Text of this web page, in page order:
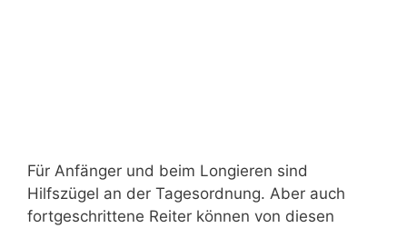
Für Anfänger und beim Longieren sind
Hilfszügel an der Tagesordnung. Aber auch
fortgeschrittene Reiter können von diesen